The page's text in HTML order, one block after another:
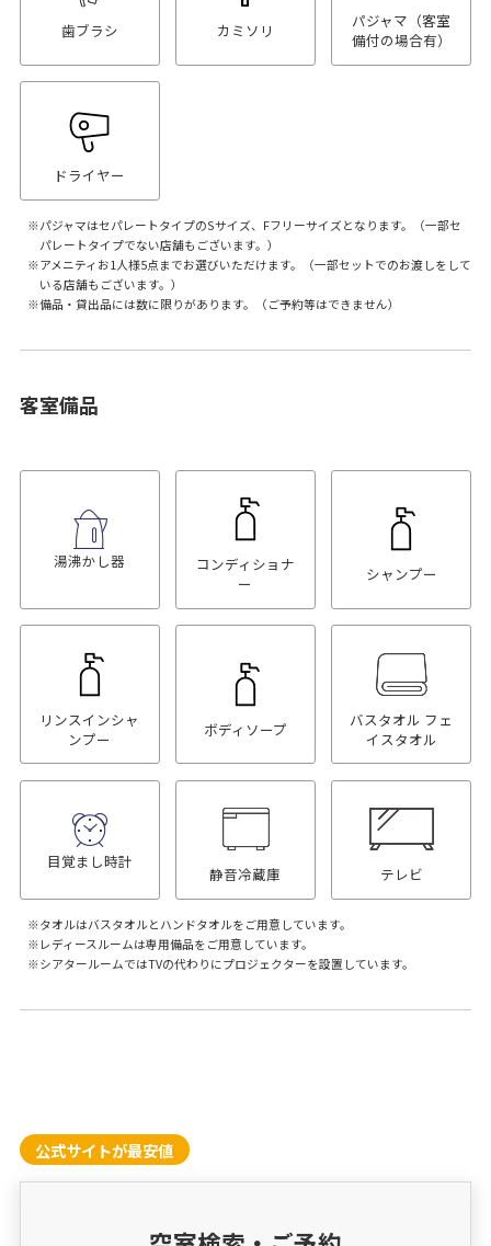
歯ブラシ カミソリ
パジャマ（客室
備付の場合有）
ドライヤー
パジャマはセパレートタイプのSサイズ、Fフリーサイズとなります。（一部セ
パレートタイプでない店舗もございます。）
アメニティお1人様5点までお選びいただけます。（一部セットでのお渡しをして
いる店舗もございます。）
備品・貸出品には数に限りがあります。（ご予約等はできません）
客室備品
湯沸かし器
コンディショナ
ー
シャンプー
リンスインシャ
ンプー
ボディソープ
バスタオル フェ
イスタオル
目覚まし時計
静音冷蔵庫 テレビ
タオルはバスタオルとハンドタオルをご用意しています。
レディースルームは専用備品をご用意しています。
シアタールームではTVの代わりにプロジェクターを設置しています。
公式サイトが最安値